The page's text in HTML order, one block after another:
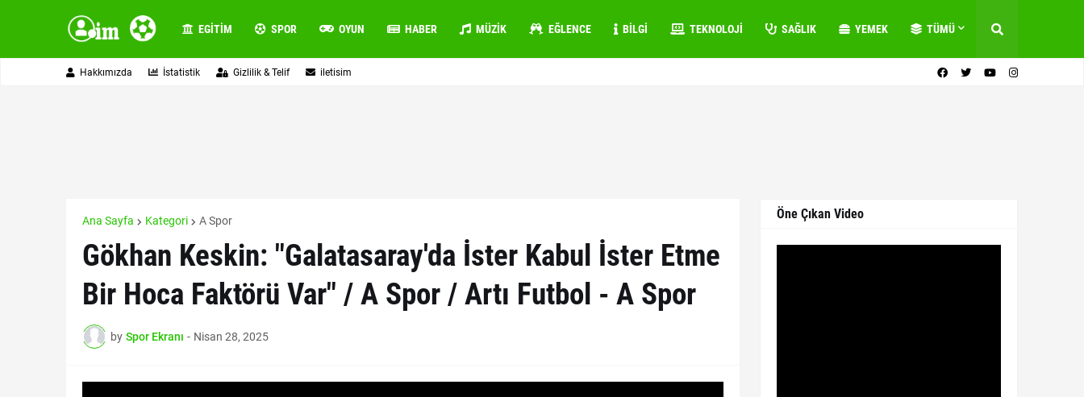
EGITIM SPOR OYUN HABER MÜZIK EĞLENCE BILGI TEKNOLOJI SAĞLIK YEMEK TÜMÜ
Hakkımızda İstatistik Gizlilik & Telif iletisim
Ana Sayfa Kategori A Spor
Gökhan Keskin: "Galatasaray'da İster Kabul İster Etme
Bir Hoca Faktörü Var" / A Spor / Artı Futbol - A Spor
by Spor Ekranı - Nisan 28, 2025
Öne Çıkan Video